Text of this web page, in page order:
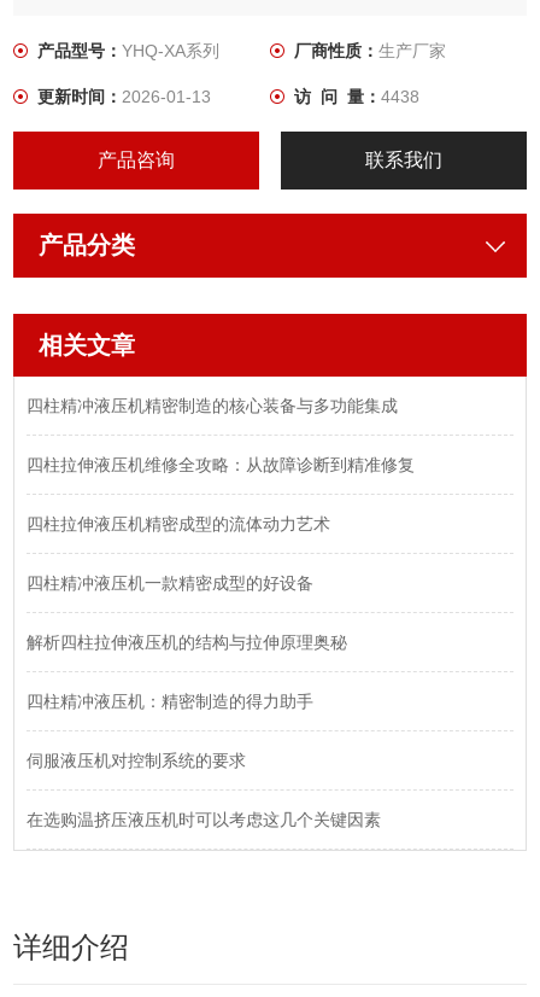
择。
产品型号：YHQ-XA系列 厂商性质： 生产厂家
更新时间：2026-01-13 访 问 量： 4438
产品咨询 联系我们
产品分类
相关文章
四柱精冲液压机精密制造的核心装备与多功能集成
四柱拉伸液压机维修全攻略：从故障诊断到精准修复
四柱拉伸液压机精密成型的流体动力艺术
四柱精冲液压机一款精密成型的好设备
解析四柱拉伸液压机的结构与拉伸原理奥秘
四柱精冲液压机：精密制造的得力助手
伺服液压机对控制系统的要求
在选购温挤压液压机时可以考虑这几个关键因素
详细介绍